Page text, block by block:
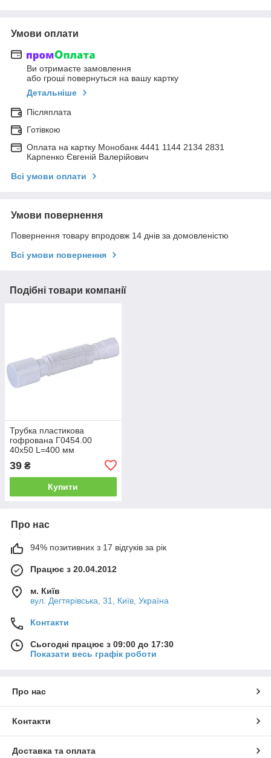
Умови оплати
Ви отримаєте замовлення
або гроші повернуться на вашу картку
Детальніше
Післяплата
Готівкою
Оплата на картку Монобанк 4441 1144 2134 2831
Карпенко Євгеній Валерійович
Всі умови оплати
Умови повернення
Повернення товару впродовж 14 днів за домовленістю
Всі умови повернення
Подібні товари компанії
Трубка пластикова
гофрована Г0454.00
40х50 L=400 мм
39 ₴
Купити
Про нас
94% позитивних з 17 відгуків за рік
Працює з 20.04.2012
м. Київ
вул. Дегтярівська, 31, Київ, Україна
Контакти
Сьогодні працює з 09:00 до 17:30
Показати весь графік роботи
Про нас
Контакти
Доставка та оплата